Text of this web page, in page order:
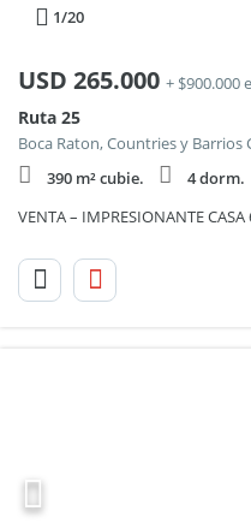
1/20
USD 265.000 + $900.000
Ruta 25
Boca Raton, Countries y Barrios
390 m² cubie.
4 dorm.